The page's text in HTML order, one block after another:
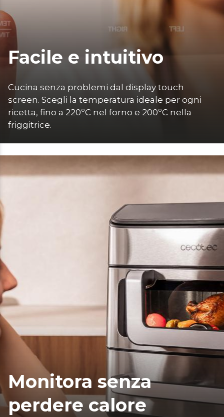
Facile e intuitivo
Cucina senza problemi dal display touch
screen. Scegli la temperatura ideale per ogni
ricetta, fino a 220ºC nel forno e 200ºC nella
friggitrice.
Monitora senza
perdere calore